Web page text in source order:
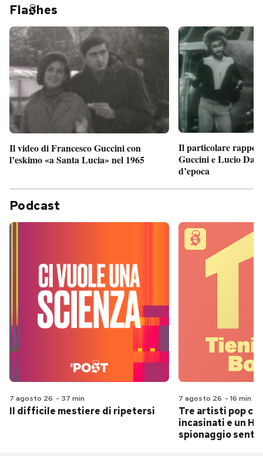
Fla hes
Il video di Francesco Guccini con
l’eskimo «a Santa Lucia» nel 1965
Il particolare
Guccini e Lucio
d’epoca
Podcast
7 agosto 26 - 37 min
Il difficile mestiere di ripetersi
7 agosto 26 - 16 min
Tre artisti pop
incasinati e un
spionaggio